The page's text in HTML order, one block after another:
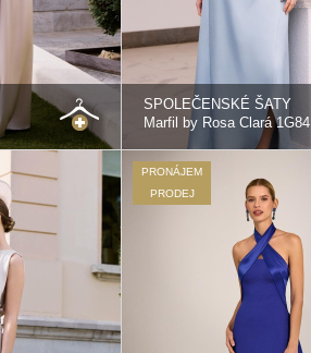
SPOLEČENSKÉ ŠATY
Marfil by Rosa Clará 1G84
PRONÁJEM
PRODEJ